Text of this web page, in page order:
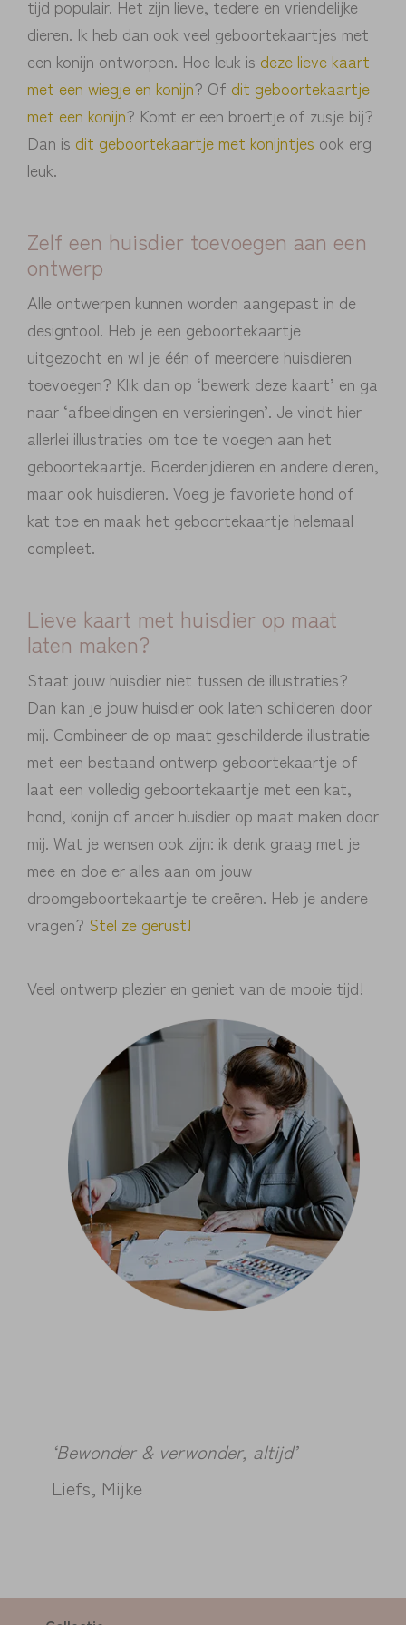
tijd populair. Het zijn lieve, tedere en vriendelijke
dieren. Ik heb dan ook veel geboortekaartjes met
een konijn ontworpen. Hoe leuk is deze lieve kaart
met een wiegje en konijn? Of dit geboortekaartje
met een konijn? Komt er een broertje of zusje bij?
Dan is dit geboortekaartje met konijntjes ook erg
leuk.
Zelf een huisdier toevoegen aan een
ontwerp
Alle ontwerpen kunnen worden aangepast in de
designtool. Heb je een geboortekaartje
uitgezocht en wil je één of meerdere huisdieren
toevoegen? Klik dan op ‘bewerk deze kaart’ en ga
naar ‘afbeeldingen en versieringen’. Je vindt hier
allerlei illustraties om toe te voegen aan het
geboortekaartje. Boerderijdieren en andere dieren,
maar ook huisdieren. Voeg je favoriete hond of
kat toe en maak het geboortekaartje helemaal
compleet.
Lieve kaart met huisdier op maat
laten maken?
Staat jouw huisdier niet tussen de illustraties?
Dan kan je jouw huisdier ook laten schilderen door
mij. Combineer de op maat geschilderde illustratie
met een bestaand ontwerp geboortekaartje of
laat een volledig geboortekaartje met een kat,
hond, konijn of ander huisdier op maat maken door
mij. Wat je wensen ook zijn: ik denk graag met je
mee en doe er alles aan om jouw
droomgeboortekaartje te creëren. Heb je andere
vragen? Stel ze gerust!
Veel ontwerp plezier en geniet van de mooie tijd!
‘Bewonder & verwonder, altijd’
Liefs, Mijke